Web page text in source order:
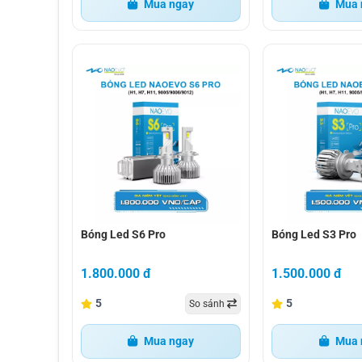
Thiết kế hình chim ưng là nét đặc trưng nổi
kiện ánh sáng yếu. Naoevo S9 Pro cung
Mua ngay Mua
bóng led s6 pro
Bóng Led S6 Pro
1.800.000 đ
5 So sánh
Mua ngay
bóng led s3 pro
Bóng Led S3 Pro
1.500.000 đ
5
Mua